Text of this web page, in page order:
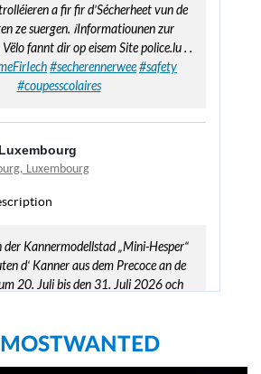
a fir fir d’Sécherheet vun de
ze suergen. ℹ️Informatiounen zur
fannt dir op eisem Site police.lu . .
#secherennerwee#safety
#coupesscolaires
Luxembourg
Kannermodellstad „Mini-Hesper“
d‘ Kanner aus dem Precoce an de
20. Juli bis den 31. Juli 2026 och
hinnen d’Spezifizitéite vun dësen